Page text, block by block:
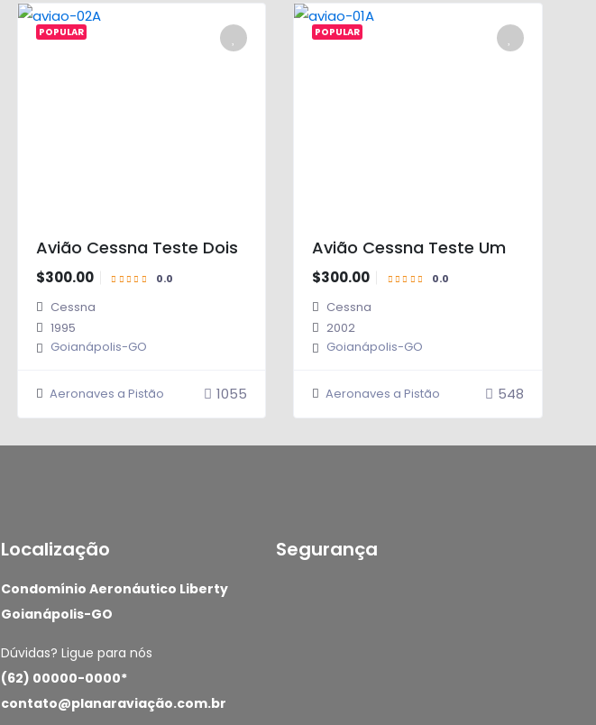
0.0 0.0
POPULAR
Avião Cessna Teste Dois
$300.00
Cessna
1995
Goianápolis-GO
Aeronaves a Pistão 1055
POPULAR
Avião Cessna Teste Um
$300.00
Cessna
2002
Goianápolis-GO
Aeronaves a Pistão 548
Localização
Condomínio Aeronáutico Liberty
Goianápolis-GO
Dúvidas? Ligue para nós
(62) 00000-0000*
contato@planaraviação.com.br
Segurança